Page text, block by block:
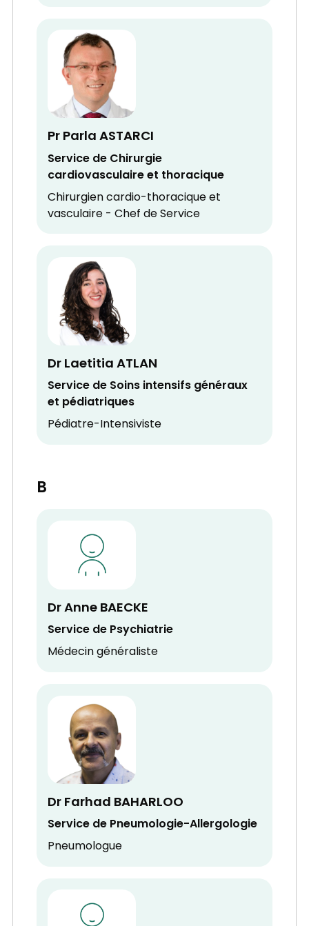
Pr Parla ASTARCI
Service de Chirurgie
cardiovasculaire et thoracique
Chirurgien cardio-thoracique et
vasculaire - Chef de Service
Dr Laetitia ATLAN
Service de Soins intensifs généraux
et pédiatriques
Pédiatre-Intensiviste
B
Dr Anne BAECKE
Service de Psychiatrie
Médecin généraliste
Dr Farhad BAHARLOO
Service de Pneumologie-Allergologie
Pneumologue